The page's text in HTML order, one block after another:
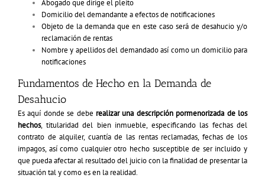
Abogado que dirige el pleito
Domicilio del demandante a efectos de notificaciones
Objeto de la demanda que en este caso será de desahucio y/o
reclamación de rentas
Nombre y apellidos del demandado así como un domicilio para
notificaciones
Fundamentos de Hecho en la Demanda de
Desahucio
Es aquí donde se debe realizar una descripción pormenorizada de los
hechos, titularidad del bien inmueble, especificando las fechas del
contrato de alquiler, cuantía de las rentas reclamadas, fechas de los
impagos, así como cualquier otro hecho susceptible de ser incluido y
que pueda afectar al resultado del juicio con la finalidad de presentar la
situación tal y como es en la realidad.